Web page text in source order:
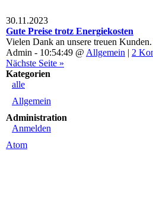
30.11.2023
Gute Preise trotz Energiekosten
Vielen Dank an unsere treuen Kunden.
Admin - 10:54:49 @ Allgemein | 2
Nächste Seite »
Kategorien
alle
Allgemein
Administration
Anmelden
Atom